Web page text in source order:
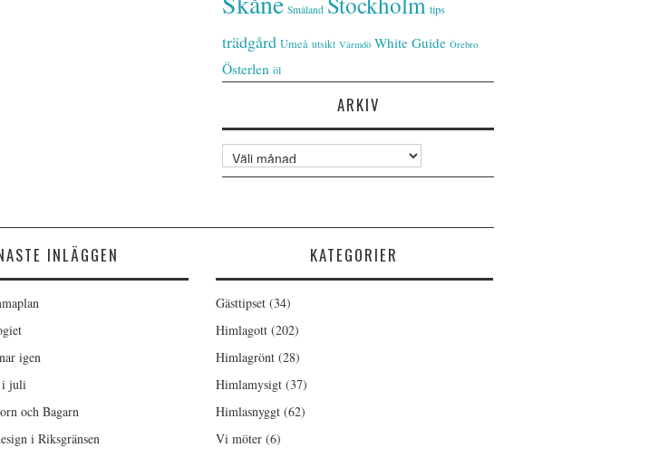
Småland tips
trädgård Umeå utsikt Värmdö White Guide Örebro
Österlen öl
ARKIV
Arkiv
INLÄGGEN
igen
i juli
och Bagarn
i Riksgränsen
KATEGORIER
Gästtipset(34)
Himlagott(202)
Himlagrönt(28)
Himlamysigt(37)
Himlasnyggt(62)
Vi möter(6)